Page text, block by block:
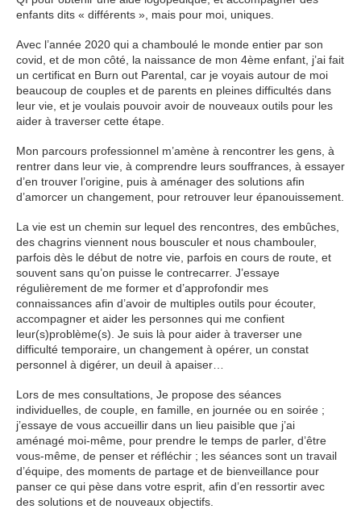
enfants dits « différents », mais pour moi, uniques.
Avec l’année 2020 qui a chamboulé le monde entier par son
covid, et de mon côté, la naissance de mon 4ème enfant, j’ai fait
un certificat en Burn out Parental, car je voyais autour de moi
beaucoup de couples et de parents en pleines difficultés dans
leur vie, et je voulais pouvoir avoir de nouveaux outils pour les
aider à traverser cette étape.
Mon parcours professionnel m’amène à rencontrer les gens, à
rentrer dans leur vie, à comprendre leurs souffrances, à essayer
d’en trouver l’origine, puis à aménager des solutions afin
d’amorcer un changement, pour retrouver leur épanouissement.
La vie est un chemin sur lequel des rencontres, des embûches,
des chagrins viennent nous bousculer et nous chambouler,
parfois dès le début de notre vie, parfois en cours de route, et
souvent sans qu’on puisse le contrecarrer. J’essaye
régulièrement de me former et d’approfondir mes
connaissances afin d’avoir de multiples outils pour écouter,
accompagner et aider les personnes qui me confient
leur(s)problème(s). Je suis là pour aider à traverser une
difficulté temporaire, un changement à opérer, un constat
personnel à digérer, un deuil à apaiser…
Lors de mes consultations, Je propose des séances
individuelles, de couple, en famille, en journée ou en soirée ;
j’essaye de vous accueillir dans un lieu paisible que j’ai
aménagé moi-même, pour prendre le temps de parler, d’être
vous-même, de penser et réfléchir ; les séances sont un travail
d’équipe, des moments de partage et de bienveillance pour
panser ce qui pèse dans votre esprit, afin d’en ressortir avec
des solutions et de nouveaux objectifs.